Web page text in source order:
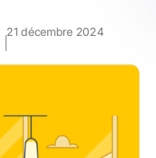
21 décembre 2024